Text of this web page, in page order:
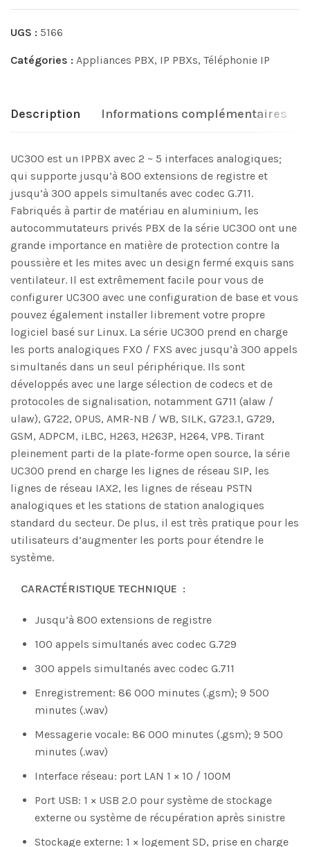
UGS : 5166
Catégories : Appliances PBX, IP PBXs, Téléphonie IP
Description Informations complémentaires
UC300 est un IPPBX avec 2 ~ 5 interfaces analogiques;
qui supporte jusqu’à 800 extensions de registre et
jusqu’à 300 appels simultanés avec codec G.711.
Fabriqués à partir de matériau en aluminium, les
autocommutateurs privés PBX de la série UC300 ont une
grande importance en matière de protection contre la
poussière et les mites avec un design fermé exquis sans
ventilateur. Il est extrêmement facile pour vous de
configurer UC300 avec une configuration de base et vous
pouvez également installer librement votre propre
logiciel basé sur Linux. La série UC300 prend en charge
les ports analogiques FXO / FXS avec jusqu’à 300 appels
simultanés dans un seul périphérique. Ils sont
développés avec une large sélection de codecs et de
protocoles de signalisation, notamment G711 (alaw /
ulaw), G722, OPUS, AMR-NB / WB, SILK, G723.1, G729,
GSM, ADPCM, iLBC, H263, H263P, H264, VP8. Tirant
pleinement parti de la plate-forme open source, la série
UC300 prend en charge les lignes de réseau SIP, les
lignes de réseau IAX2, les lignes de réseau PSTN
analogiques et les stations de station analogiques
standard du secteur. De plus, il est très pratique pour les
utilisateurs d’augmenter les ports pour étendre le
système.
CARACTÉRISTIQUE TECHNIQUE :
Jusqu’à 800 extensions de registre
100 appels simultanés avec codec G.729
300 appels simultanés avec codec G.711
Enregistrement: 86 000 minutes (.gsm); 9 500
minutes (.wav)
Messagerie vocale: 86 000 minutes (.gsm); 9 500
minutes (.wav)
Interface réseau: port LAN 1 × 10 / 100M
Port USB: 1 × USB 2.0 pour système de stockage
externe ou système de récupération après sinistre
Stockage externe: 1 × logement SD, prise en charge